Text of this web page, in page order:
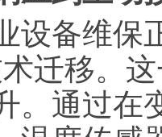
设备维保
迁移。
。通过在